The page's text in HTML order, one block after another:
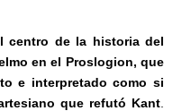
centro de la historia del
en el Proslogion, que
e interpretado como si
que refutó Kant